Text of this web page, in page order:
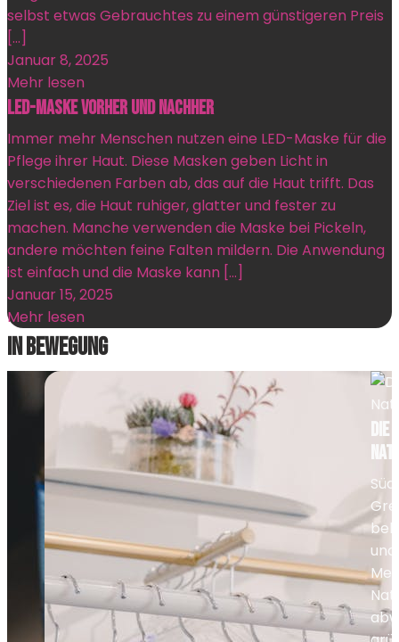
selbst etwas Gebrauchtes zu einem günstigeren Preis
[…]
Januar 8, 2025
Mehr lesen
LED-Maske vorher und nachher
Immer mehr Menschen nutzen eine LED-Maske für die
Pflege ihrer Haut. Diese Masken geben Licht in
verschiedenen Farben ab, das auf die Haut trifft. Das
Ziel ist es, die Haut ruhiger, glatter und fester zu
machen. Manche verwenden die Maske bei Pickeln,
andere möchten feine Falten mildern. Die Anwendung
ist einfach und die Maske kann […]
Januar 15, 2025
Mehr lesen
In Bewegung